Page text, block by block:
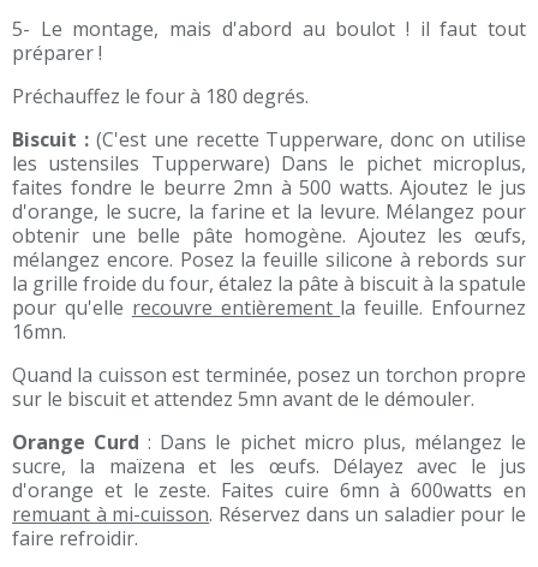
5- Le montage, mais d'abord au boulot ! il faut tout
préparer !
Préchauffez le four à 180 degrés.
Biscuit :(C'est une recette Tupperware, donc on utilise
les ustensiles Tupperware) Dans le pichet microplus,
faites fondre le beurre 2mn à 500 watts. Ajoutez le jus
d'orange, le sucre, la farine et la levure. Mélangez pour
obtenir une belle pâte homogène. Ajoutez les œufs,
mélangez encore. Posez la feuille silicone à rebords sur
la grille froide du four, étalez la pâte à biscuit à la spatule
pour qu'elle recouvre entièrement la feuille. Enfournez
16mn.
Quand la cuisson est terminée, posez un torchon propre
sur le biscuit et attendez 5mn avant de le démouler.
Orange Curd: Dans le pichet micro plus, mélangez le
sucre, la maïzena et les œufs. Délayez avec le jus
d'orange et le zeste. Faites cuire 6mn à 600watts en
remuant à mi-cuisson. Réservez dans un saladier pour le
faire refroidir.